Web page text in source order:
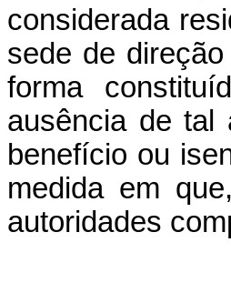
considerada
sede de
forma
ausência de tal
benefício ou
medida em
autoridades